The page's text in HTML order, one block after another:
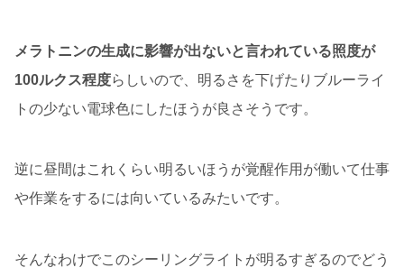
メラトニンの生成に影響が出ないと言われている照度が
100ルクス程度らしいので、明るさを下げたりブルーライ
トの少ない電球色にしたほうが良さそうです。
逆に昼間はこれくらい明るいほうが覚醒作用が働いて仕事
や作業をするには向いているみたいです。
そんなわけでこのシーリングライトが明るすぎるのでどう